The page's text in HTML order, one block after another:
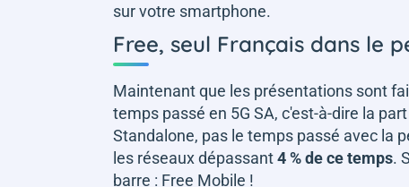
sur votre smartphone.
Free, seul Français dans le
Maintenant que les présentations sont
temps passé en 5G SA, c'est-à-dire la
Standalone, pas le temps passé avec la
les réseaux dépassant4 % de ce temps.
barre : Free Mobile !